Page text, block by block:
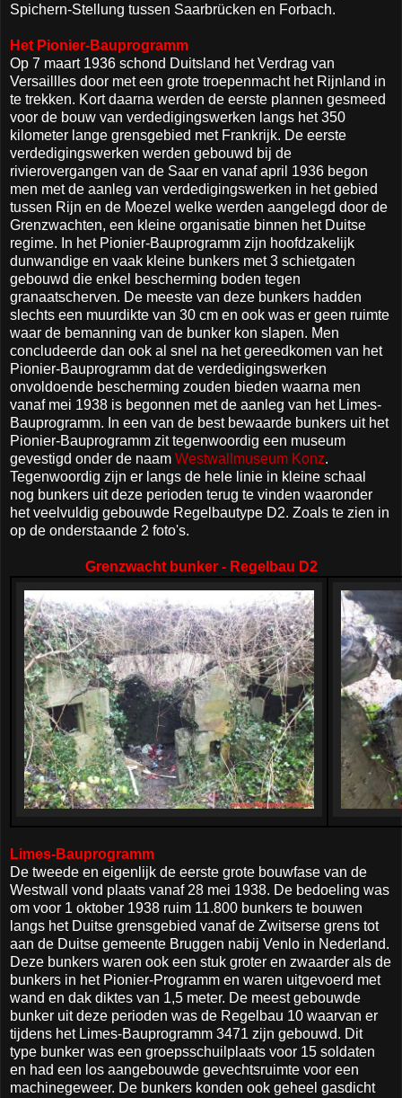
Spichern-Stellung tussen Saarbrücken en Forbach.
Het Pionier-Bauprogramm
Op 7 maart 1936 schond Duitsland het Verdrag van
Versaillles door met een grote troepenmacht het Rijnland in
te trekken. Kort daarna werden de eerste plannen gesmeed
voor de bouw van verdedigingswerken langs het 350
kilometer lange grensgebied met Frankrijk. De eerste
verdedigingswerken werden gebouwd bij de
rivierovergangen van de Saar en vanaf april 1936 begon
men met de aanleg van verdedigingswerken in het gebied
tussen Rijn en de Moezel welke werden aangelegd door de
Grenzwachten, een kleine organisatie binnen het Duitse
regime. In het Pionier-Bauprogramm zijn hoofdzakelijk
dunwandige en vaak kleine bunkers met 3 schietgaten
gebouwd die enkel bescherming boden tegen
granaatscherven. De meeste van deze bunkers hadden
slechts een muurdikte van 30 cm en ook was er geen ruimte
waar de bemanning van de bunker kon slapen. Men
concludeerde dan ook al snel na het gereedkomen van het
Pionier-Bauprogramm dat de verdedigingswerken
onvoldoende bescherming zouden bieden waarna men
vanaf mei 1938 is begonnen met de aanleg van het Limes-
Bauprogramm. In een van de best bewaarde bunkers uit het
Pionier-Bauprogramm zit tegenwoordig een museum
gevestigd onder de naam Westwallmuseum Konz.
Tegenwoordig zijn er langs de hele linie in kleine schaal
nog bunkers uit deze perioden terug te vinden waaronder
het veelvuldig gebouwde Regelbautype D2. Zoals te zien in
op de onderstaande 2 foto's.
Grenzwacht bunker - Regelbau D2
Limes-Bauprogramm
De tweede en eigenlijk de eerste grote bouwfase van de
Westwall vond plaats vanaf 28 mei 1938. De bedoeling was
om voor 1 oktober 1938 ruim 11.800 bunkers te bouwen
langs het Duitse grensgebied vanaf de Zwitserse grens tot
aan de Duitse gemeente Bruggen nabij Venlo in Nederland.
Deze bunkers waren ook een stuk groter en zwaarder als de
bunkers in het Pionier-Programm en waren uitgevoerd met
wand en dak diktes van 1,5 meter. De meest gebouwde
bunker uit deze perioden was de Regelbau 10 waarvan er
tijdens het Limes-Bauprogramm 3471 zijn gebouwd. Dit
type bunker was een groepsschuilplaats voor 15 soldaten
en had een los aangebouwde gevechtsruimte voor een
machinegeweer. De bunkers konden ook geheel gasdicht